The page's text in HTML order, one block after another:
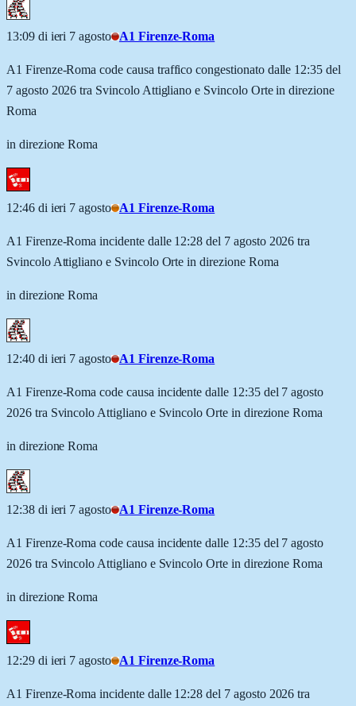
13:09 di ieri 7 agosto A1 Firenze-Roma
A1 Firenze-Roma code causa traffico congestionato dalle 12:35 del
7 agosto 2026 tra Svincolo Attigliano e Svincolo Orte in direzione
Roma
in direzione Roma
12:46 di ieri 7 agosto A1 Firenze-Roma
A1 Firenze-Roma incidente dalle 12:28 del 7 agosto 2026 tra
Svincolo Attigliano e Svincolo Orte in direzione Roma
in direzione Roma
12:40 di ieri 7 agosto A1 Firenze-Roma
A1 Firenze-Roma code causa incidente dalle 12:35 del 7 agosto
2026 tra Svincolo Attigliano e Svincolo Orte in direzione Roma
in direzione Roma
12:38 di ieri 7 agosto A1 Firenze-Roma
A1 Firenze-Roma code causa incidente dalle 12:35 del 7 agosto
2026 tra Svincolo Attigliano e Svincolo Orte in direzione Roma
in direzione Roma
12:29 di ieri 7 agosto A1 Firenze-Roma
A1 Firenze-Roma incidente dalle 12:28 del 7 agosto 2026 tra